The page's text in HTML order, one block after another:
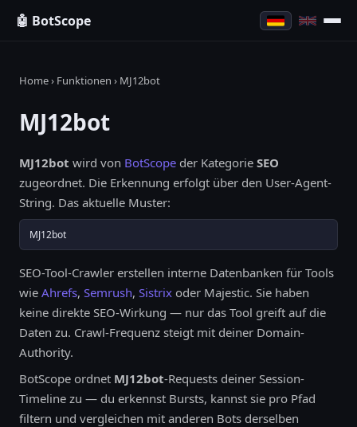
🤖 BotScope
Home› Funktionen › MJ12bot
MJ12bot
MJ12bot wird von BotScope der Kategorie SEO
zugeordnet. Die Erkennung erfolgt über den User-Agent-
String. Das aktuelle Muster:
MJ12bot
SEO-Tool-Crawler erstellen interne Datenbanken für Tools
wie Ahrefs, Semrush, Sistrix oder Majestic. Sie haben
keine direkte SEO-Wirkung — nur das Tool greift auf die
Daten zu. Crawl-Frequenz steigt mit deiner Domain-
Authority.
BotScope ordnet MJ12bot-Requests deiner Session-
Timeline zu — du erkennst Bursts, kannst sie pro Pfad
filtern und vergleichen mit anderen Bots derselben